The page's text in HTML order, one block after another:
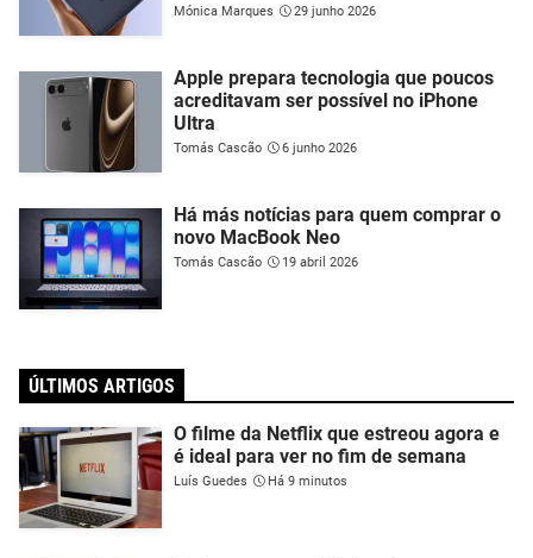
Mónica Marques 29 junho 2026
Apple prepara tecnologia que poucos
acreditavam ser possível no iPhone
Ultra
Tomás Cascão 6 junho 2026
Há más notícias para quem comprar o
novo MacBook Neo
Tomás Cascão 19 abril 2026
ÚLTIMOS ARTIGOS
O filme da Netflix que estreou agora e
é ideal para ver no fim de semana
Luís Guedes Há 9 minutos